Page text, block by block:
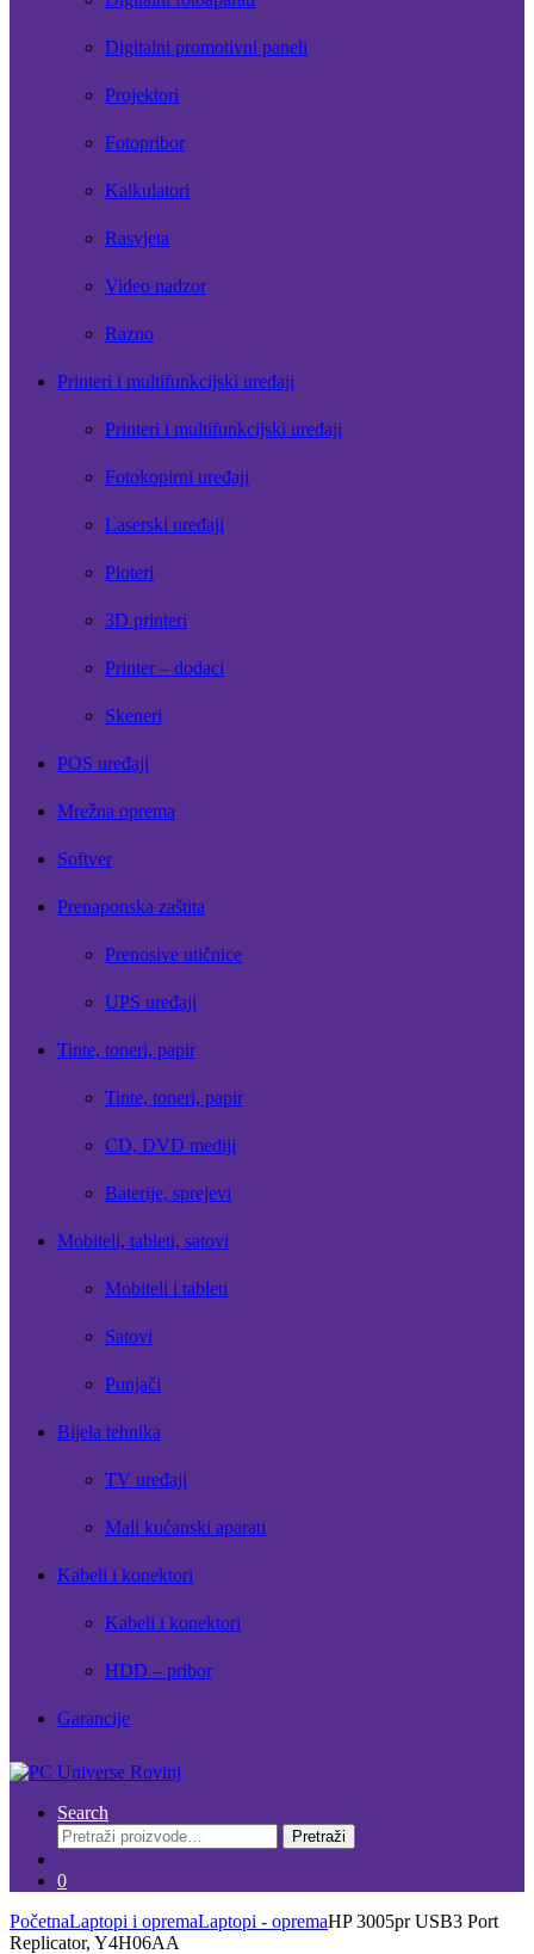
Digitalni promotivni paneli
Projektori
Fotopribor
Kalkulatori
Rasvjeta
Video nadzor
Razno
Printeri i multifunkcijski uređaji
Printeri i multifunkcijski uređaji
Fotokopirni uređaji
Laserski uređaji
Ploteri
3D printeri
Printer – dodaci
Skeneri
POS uređaji
Mrežna oprema
Softver
Prenaponska zaštita
Prenosive utičnice
UPS uređaji
Tinte, toneri, papir
Tinte, toneri, papir
CD, DVD mediji
Baterije, sprejevi
Mobiteli, tableti, satovi
Mobiteli i tableti
Satovi
Punjači
Bijela tehnika
TV uređaji
Mali kućanski aparati
Kabeli i konektori
Kabeli i konektori
HDD – pribor
Garancije
Search
Pretraži:
Pretraži
0
PočetnaLaptopi i opremaLaptopi - opremaHP 3005pr USB3 Port
Replicator, Y4H06AA